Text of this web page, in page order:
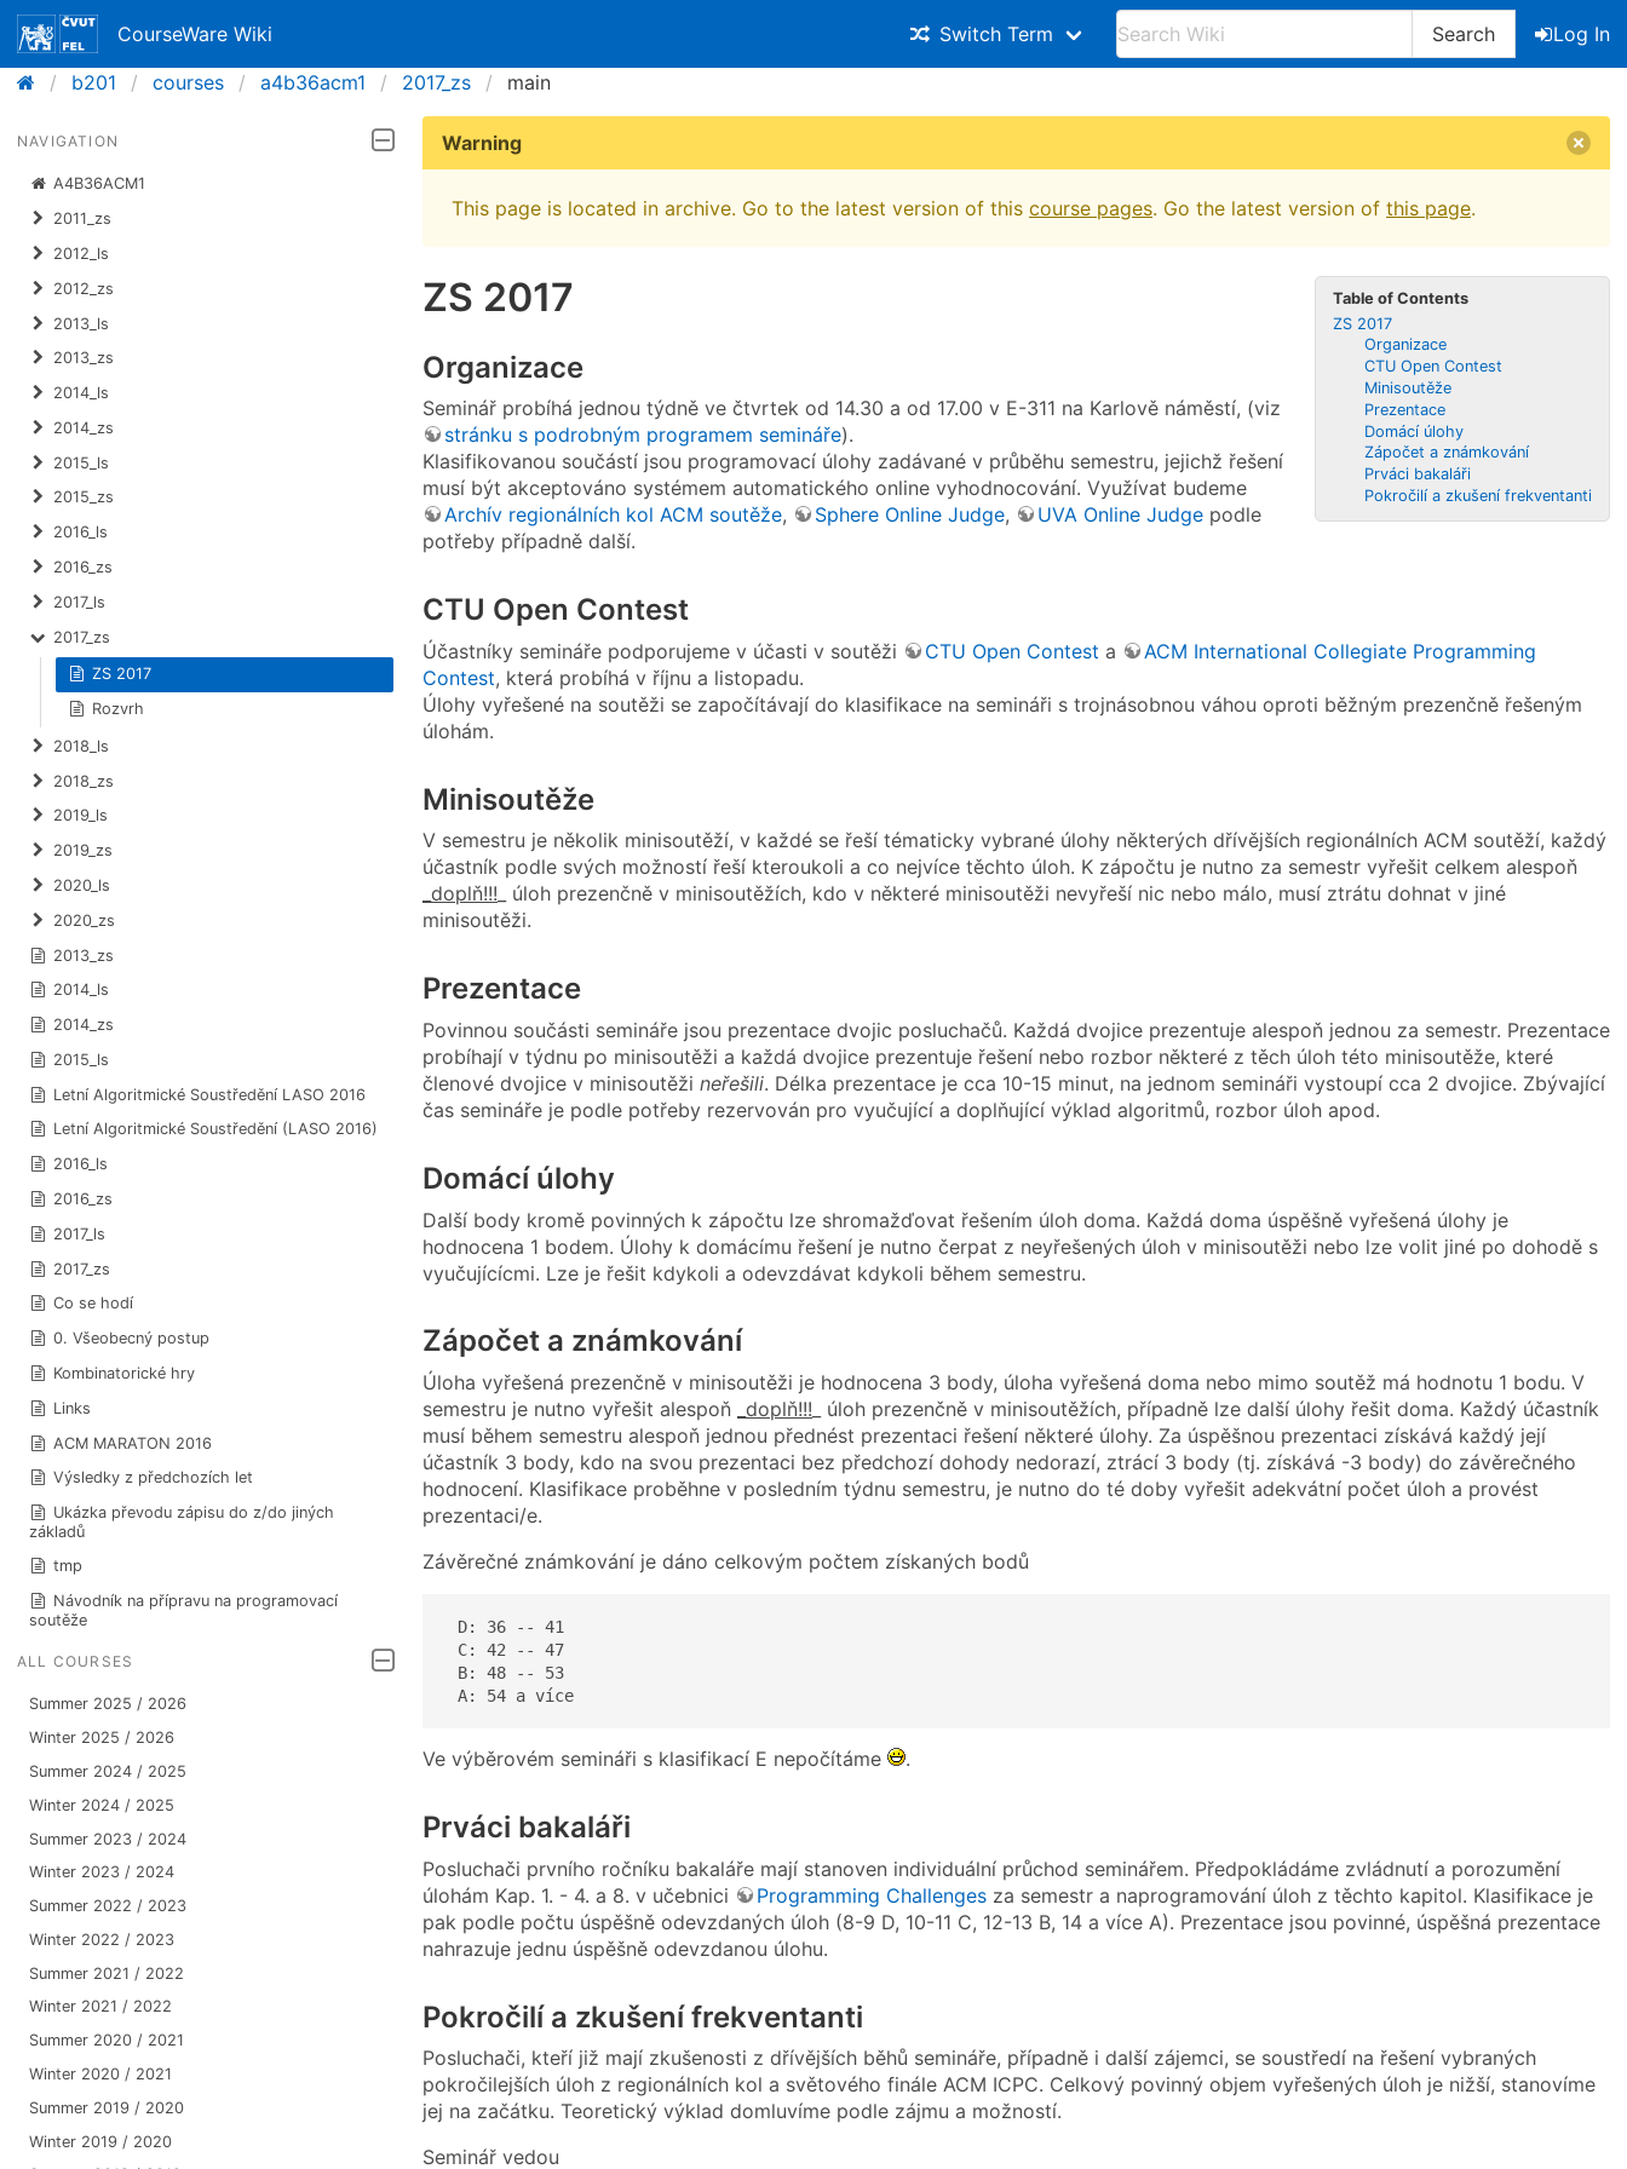
CourseWare Wiki Switch Term Search
Log In
b201
courses a4b36acm1 2017_zs main
NAVIGATION
A4B36ACM1
2011_zs
2012_ls
2012_zs
2013_ls
2013_zs
2014_ls
2014_zs
2015_ls
2015_zs
2016_ls
2016_zs
2017_ls
2017_zs
ZS 2017
Rozvrh
2018_ls
2018_zs
2019_ls
2019_zs
2020_ls
2020_zs
2013_zs
2014_ls
2014_zs
2015_ls
Letní Algoritmické Soustředění LASO 2016
Letní Algoritmické Soustředění (LASO 2016)
2016_ls
2016_zs
2017_ls
2017_zs
Co se hodí
0. Všeobecný postup
Kombinatorické hry
Links
ACM MARATON 2016
Výsledky z předchozích let
Ukázka převodu zápisu do z/do jiných
základů
tmp
Návodník na přípravu na programovací
soutěže
ALL COURSES
Summer 2025 / 2026
Winter 2025 / 2026
Summer 2024 / 2025
Winter 2024 / 2025
Summer 2023 / 2024
Winter 2023 / 2024
Summer 2022 / 2023
Winter 2022 / 2023
Summer 2021 / 2022
Winter 2021 / 2022
Summer 2020 / 2021
Winter 2020 / 2021
Summer 2019 / 2020
Winter 2019 / 2020
Warning
This page is located in archive. Go to the latest version of this course pages. Go the latest version of this page.
Table of Contents
ZS 2017
Organizace
CTU Open Contest
Minisoutěže
Prezentace
Domácí úlohy
Zápočet a známkování
Prváci bakaláři
Pokročilí a zkušení frekventanti
ZS 2017
Organizace
Seminář probíhá jednou týdně ve čtvrtek od 14.30 a od 17.00 v E-311 na Karlově náměstí, (viz
stránku s podrobným programem semináře).
Klasifikovanou součástí jsou programovací úlohy zadávané v průběhu semestru, jejichž řešení
musí být akceptováno systémem automatického online vyhodnocování. Využívat budeme
Archív regionálních kol ACM soutěže, Sphere Online Judge, UVA Online Judge podle
potřeby případně další.
CTU Open Contest
Účastníky semináře podporujeme v účasti v soutěži CTU Open Contest a
ACM International Collegiate Programming
Contest, která probíhá v říjnu a listopadu.
Úlohy vyřešené na soutěži se započítávají do klasifikace na semináři s trojnásobnou váhou oproti běžným prezenčně řešeným
úlohám.
Minisoutěže
V semestru je několik minisoutěží, v každé se řeší tématicky vybrané úlohy některých dřívějších regionálních ACM soutěží, každý
účastník podle svých možností řeší kteroukoli a co nejvíce těchto úloh. K zápočtu je nutno za semestr vyřešit celkem alespoň
_doplň!!! _ úloh prezenčně v minisoutěžích, kdo v některé minisoutěži nevyřeší nic nebo málo, musí ztrátu dohnat v jiné
minisoutěži.
Prezentace
Povinnou součásti semináře jsou prezentace dvojic posluchačů. Každá dvojice prezentuje alespoň jednou za semestr. Prezentace
probíhají v týdnu po minisoutěži a každá dvojice prezentuje řešení nebo rozbor některé z těch úloh této minisoutěže, které
členové dvojice v minisoutěži neřešili. Délka prezentace je cca 10-15 minut, na jednom semináři vystoupí cca 2 dvojice. Zbývající
čas semináře je podle potřeby rezervován pro vyučující a doplňující výklad algoritmů, rozbor úloh apod.
Domácí úlohy
Další body kromě povinných k zápočtu lze shromažďovat řešením úloh doma. Každá doma úspěšně vyřešená úlohy je
hodnocena 1 bodem. Úlohy k domácímu řešení je nutno čerpat z neyřešených úloh v minisoutěži nebo lze volit jiné po dohodě s
vyučujícícmi. Lze je řešit kdykoli a odevzdávat kdykoli během semestru.
Zápočet a známkování
Úloha vyřešená prezenčně v minisoutěži je hodnocena 3 body, úloha vyřešená doma nebo mimo soutěž má hodnotu 1 bodu. V
semestru je nutno vyřešit alespoň
_doplň!!! _ úloh prezenčně v minisoutěžích, případně lze další úlohy řešit doma. Každý účastník
musí během semestru alespoň jednou přednést prezentaci řešení některé úlohy. Za úspěšnou prezentaci získává každý její
účastník 3 body, kdo na svou prezentaci bez předchozí dohody nedorazí, ztrácí 3 body (tj. získává -3 body) do závěrečného
hodnocení. Klasifikace proběhne v posledním týdnu semestru, je nutno do té doby vyřešit adekvátní počet úloh a provést
prezentaci/e.
Závěrečné známkování je dáno celkovým počtem získaných bodů
D: 36 -- 41
C: 42 -- 47
B: 48 -- 53
A: 54 a více
Ve výběrovém semináři s klasifikací E nepočítáme .
Prváci bakaláři
Posluchači prvního ročníku bakaláře mají stanoven individuální průchod seminářem. Předpokládáme zvládnutí a porozumění
úlohám Kap. 1. - 4. a 8. v učebnici
Programming Challenges za semestr a naprogramování úloh z těchto kapitol. Klasifikace je
pak podle počtu úspěšně odevzdaných úloh (8-9 D, 10-11 C, 12-13 B, 14 a více A). Prezentace jsou povinné, úspěšná prezentace
nahrazuje jednu úspěšně odevzdanou úlohu.
Pokročilí a zkušení frekventanti
Posluchači, kteří již mají zkušenosti z dřívějších běhů semináře, případně i další zájemci, se soustředí na řešení vybraných
pokročilejších úloh z regionálních kol a světového finále ACM ICPC. Celkový povinný objem vyřešených úloh je nižší, stanovíme
jej na začátku. Teoretický výklad domluvíme podle zájmu a možností.
Seminář vedou